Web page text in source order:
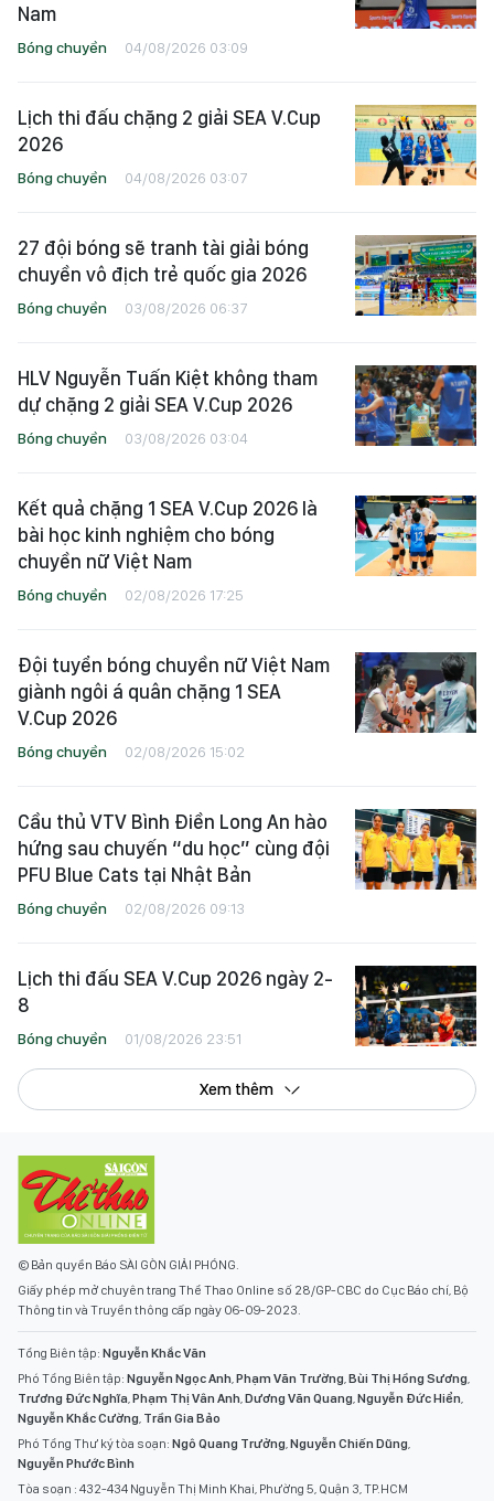
Nam
Bóng chuyền 04/08/2026 03:09
Lịch thi đấu chặng 2 giải SEA V.Cup
2026
Bóng chuyền 04/08/2026 03:07
27 đội bóng sẽ tranh tài giải bóng
chuyền vô địch trẻ quốc gia 2026
Bóng chuyền 03/08/2026 06:37
HLV Nguyễn Tuấn Kiệt không tham
dự chặng 2 giải SEA V.Cup 2026
Bóng chuyền 03/08/2026 03:04
Kết quả chặng 1 SEA V.Cup 2026 là
bài học kinh nghiệm cho bóng
chuyền nữ Việt Nam
Bóng chuyền 02/08/2026 17:25
Đội tuyển bóng chuyền nữ Việt Nam
giành ngôi á quân chặng 1 SEA
V.Cup 2026
Bóng chuyền 02/08/2026 15:02
Cầu thủ VTV Bình Điền Long An hào
hứng sau chuyến “du học” cùng đội
PFU Blue Cats tại Nhật Bản
Bóng chuyền 02/08/2026 09:13
Lịch thi đấu SEA V.Cup 2026 ngày 2-
8
Bóng chuyền 01/08/2026 23:51
Xem thêm
© Bản quyền Báo SÀI GÒN GIẢI PHÓNG.
Giấy phép mở chuyên trang Thể Thao Online số 28/GP-CBC do Cục Báo chí, Bộ
Thông tin và Truyền thông cấp ngày 06-09-2023.
Tổng Biên tập: Nguyễn Khắc Văn
Phó Tổng Biên tập: Nguyễn Ngọc Anh,Phạm Văn Trường,Bùi Thị Hồng Sương,
Trương Đức Nghĩa,Phạm Thị Vân Anh,Dương Văn Quang,Nguyễn Đức Hiển,
Nguyễn Khắc Cường, Trần Gia Bảo
Phó Tổng Thư ký tòa soạn: Ngô Quang Trưởng,Nguyễn Chiến Dũng,
Nguyễn Phước Bình
Tòa soạn : 432-434 Nguyễn Thị Minh Khai, Phường 5, Quận 3, TP.HCM